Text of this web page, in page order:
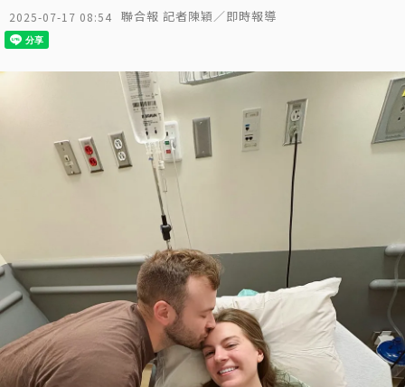
2025-07-17 08:54 聯合報 記者陳穎／即時報導